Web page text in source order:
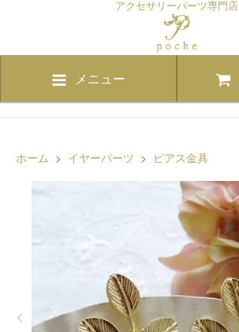
アクセサリーパーツ専門店
メニュー
ホーム > イヤーパーツ > ピアス金具